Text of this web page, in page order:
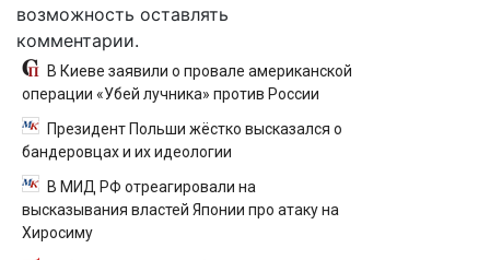
возможность оставлять
комментарии.
В Киеве заявили о провале американской
операции «Убей лучника» против России
Президент Польши жёстко высказался о
бандеровцах и их идеологии
В МИД РФ отреагировали на
высказывания властей Японии про атаку на
Хиросиму